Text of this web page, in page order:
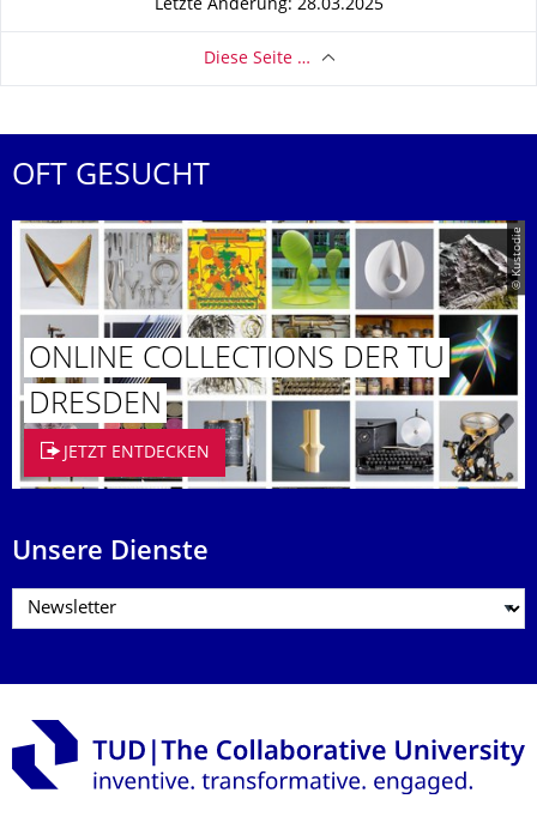
Letzte Änderung: 28.03.2025
Diese Seite …
OFT GESUCHT
© Kustodie
ONLINE COLLECTIONS DER TU
DRESDEN
JETZT ENTDECKEN
Unsere Dienste